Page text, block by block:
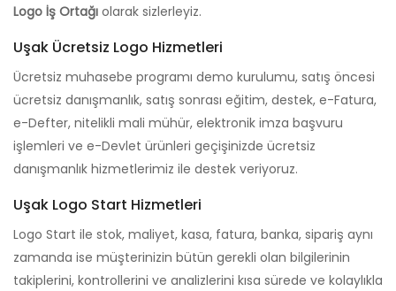
Logo İş Ortağı olarak sizlerleyiz.
Uşak Ücretsiz Logo Hizmetleri
Ücretsiz muhasebe programı demo kurulumu, satış öncesi
ücretsiz danışmanlık, satış sonrası eğitim, destek, e-Fatura,
e-Defter, nitelikli mali mühür, elektronik imza başvuru
işlemleri ve e-Devlet ürünleri geçişinizde ücretsiz
danışmanlık hizmetlerimiz ile destek veriyoruz.
Uşak Logo Start Hizmetleri
Logo Start ile stok, maliyet, kasa, fatura, banka, sipariş aynı
zamanda ise müşterinizin bütün gerekli olan bilgilerinin
takiplerini, kontrollerini ve analizlerini kısa sürede ve kolaylıkla